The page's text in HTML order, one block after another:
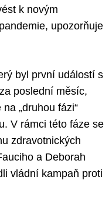
k novým
upozorňuje
byl první událostí s
poslední měsíc,
„druhou fázi“
V rámci této fáze se
zdravotnických
a Deborah
vládní kampaň proti